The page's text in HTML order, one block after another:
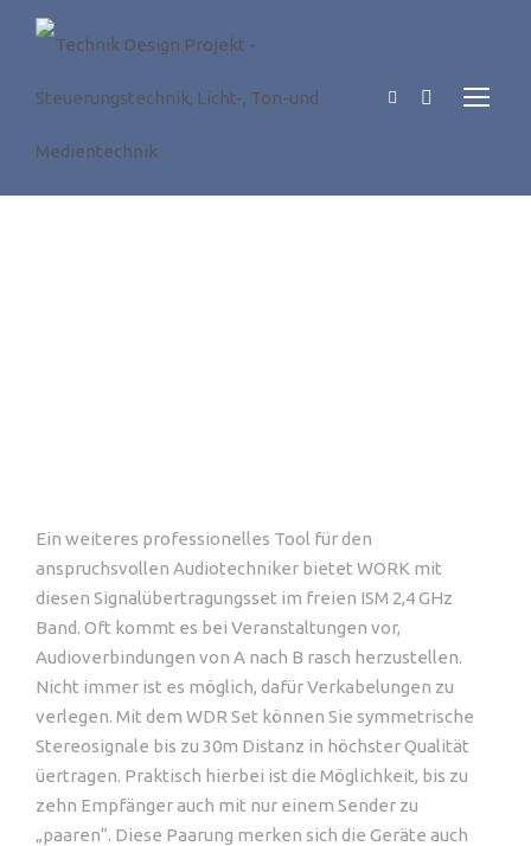
Ein weiteres professionelles Tool für den
anspruchsvollen Audiotechniker bietet WORK mit
diesen Signalübertragungsset im freien ISM 2,4 GHz
Band. Oft kommt es bei Veranstaltungen vor,
Audioverbindungen von A nach B rasch herzustellen.
Nicht immer ist es möglich, dafür Verkabelungen zu
verlegen. Mit dem WDR Set können Sie symmetrische
Stereosignale bis zu 30m Distanz in höchster Qualität
üertragen. Praktisch hierbei ist die Möglichkeit, bis zu
zehn Empfänger auch mit nur einem Sender zu
„paaren“. Diese Paarung merken sich die Geräte auch